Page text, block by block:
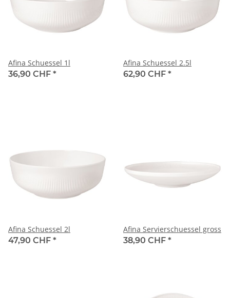
Afina Schuessel 1l
36,90 CHF *
Afina Schuessel 2.5l
62,90 CHF *
Afina Schuessel 2l
47,90 CHF *
Afina Servierschuessel gross
38,90 CHF *